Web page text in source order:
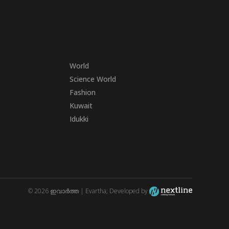
World
Science World
Fashion
Kuwait
Idukki
© 2026 ഇവാർത്ത | Evartha; Developed by